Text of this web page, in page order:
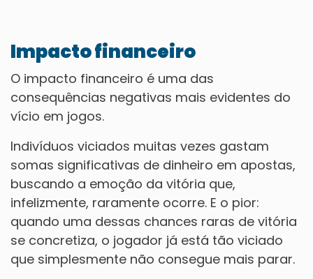
Impacto financeiro
O impacto financeiro é uma das
consequências negativas mais evidentes do
vício em jogos.
Indivíduos viciados muitas vezes gastam
somas significativas de dinheiro em apostas,
buscando a emoção da vitória que,
infelizmente, raramente ocorre. E o pior:
quando uma dessas chances raras de vitória
se concretiza, o jogador já está tão viciado
que simplesmente não consegue mais parar.